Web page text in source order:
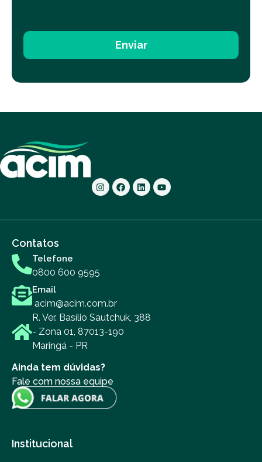
Enviar
Contatos
Telefone
0800 600 9595
Email
acim@acim.com.br
R. Ver. Basílio Sautchuk, 388
- Zona 01, 87013-190
Maringá - PR
Ainda tem dúvidas?
Fale com nossa equipe
Institucional